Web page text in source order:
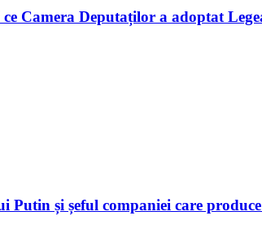
Camera Deputaților a adoptat
și șeful companiei care